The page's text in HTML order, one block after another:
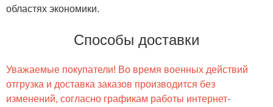
областях экономики.
Способы доставки
Уважаемые покупатели! Во время военных действий
отгрузка и доставка заказов производится без
изменений, согласно графикам работы интернет-